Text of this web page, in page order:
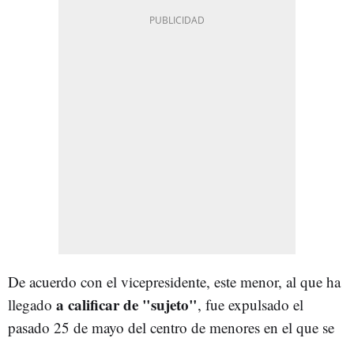
De acuerdo con el vicepresidente, este menor, al que ha
llegado a calificar de "sujeto", fue expulsado el
pasado 25 de mayo del centro de menores en el que se